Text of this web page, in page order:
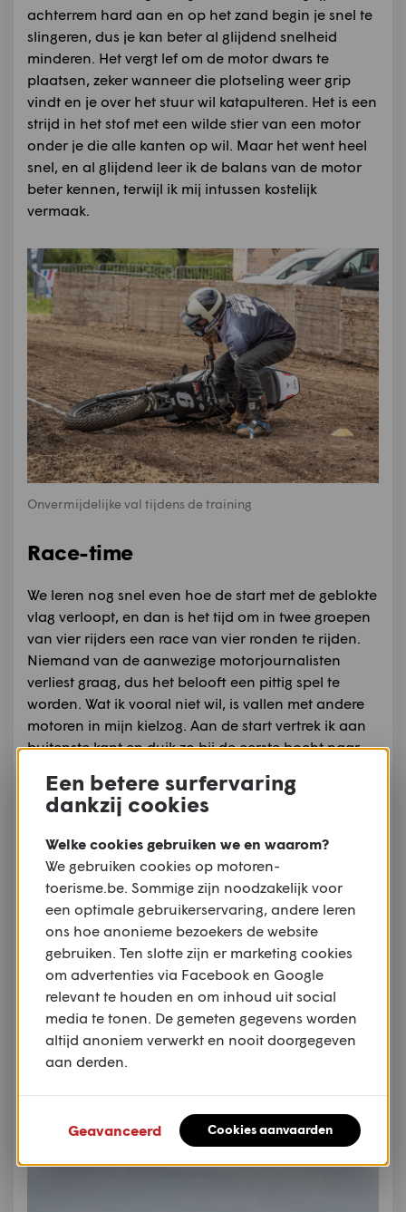
achterrem hard aan en op het zand begin je snel te
slingeren, dus je kan beter al glijdend snelheid
minderen. Het vergt lef om de motor dwars te
plaatsen, zeker wanneer die plotseling weer grip
vindt en je over het stuur wil katapulteren. Het is een
strijd in het stof met een wilde stier van een motor
onder je die alle kanten op wil. Maar het went heel
snel, en al glijdend leer ik de balans van de motor
beter kennen, terwijl ik mij intussen kostelijk
vermaak.
Onvermijdelijke val tijdens de training
Race-time
We leren nog snel even hoe de start met de geblokte
vlag verloopt, en dan is het tijd om in twee groepen
van vier rijders een race van vier ronden te rijden.
Niemand van de aanwezige motorjournalisten
verliest graag, dus het belooft een pittig spel te
worden. Wat ik vooral niet wil, is vallen met andere
motoren in mijn kielzog. Aan de start vertrek ik aan
buitenste kant en duik zo bij de eerste bocht naar
plaats op te schuiven. Omdat het vermogen redelijk
beperkt is, moet je vooral het verschil maken in de
vergeet ik alle tips van Maikel en ga ik veel te wild
over het circuit. Soms is het beter om trager maar
preciezer te zijn. Ik heb nog twee rondes om mij te
plaatsen voor de volgende manche. Het is geduldig
wachten op een fout van de concurrentie, om die
dan meteen af te straffen. Dat lukt zowaar, en niet
veel later kom ik als tweede over de streep. Door
naar de volgende ronde! Daarin zal ik uiteindelijk
als derde eindigen.
Een betere surfervaring
dankzij cookies
Welke cookies gebruiken we en waarom?
We gebruiken cookies op motoren-
toerisme.be. Sommige zijn noodzakelijk voor
een optimale gebruikerservaring, andere leren
ons hoe anonieme bezoekers de website
gebruiken. Ten slotte zijn er marketing cookies
om advertenties via Facebook en Google
relevant te houden en om inhoud uit social
media te tonen. De gemeten gegevens worden
altijd anoniem verwerkt en nooit doorgegeven
aan derden.
Geavanceerd Cookies aanvaarden